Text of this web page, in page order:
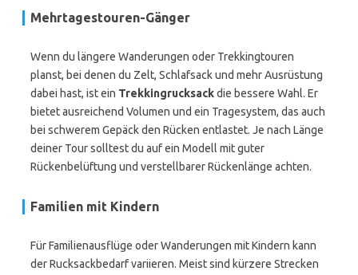
Mehrtagestouren-Gänger
Wenn du längere Wanderungen oder Trekkingtouren
planst, bei denen du Zelt, Schlafsack und mehr Ausrüstung
dabei hast, ist ein Trekkingrucksackdie bessere Wahl. Er
bietet ausreichend Volumen und ein Tragesystem, das auch
bei schwerem Gepäck den Rücken entlastet. Je nach Länge
deiner Tour solltest du auf ein Modell mit guter
Rückenbelüftung und verstellbarer Rückenlänge achten.
Familien mit Kindern
Für Familienausflüge oder Wanderungen mit Kindern kann
der Rucksackbedarf variieren. Meist sind kürzere Strecken